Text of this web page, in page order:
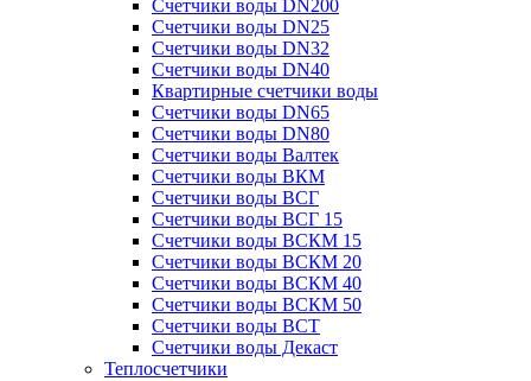
Счетчики воды DN200
Счетчики воды DN25
Счетчики воды DN32
Счетчики воды DN40
Квартирные счетчики воды
Счетчики воды DN65
Счетчики воды DN80
Счетчики воды Валтек
Счетчики воды ВКМ
Счетчики воды ВСГ
Счетчики воды ВСГ 15
Счетчики воды ВСКМ 15
Счетчики воды ВСКМ 20
Счетчики воды ВСКМ 40
Счетчики воды ВСКМ 50
Счетчики воды ВСТ
Счетчики воды Декаст
Теплосчетчики